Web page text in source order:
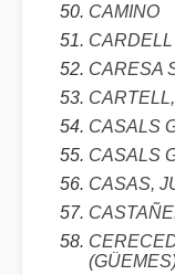
CAMINO
CARESA
CASALS
CASALS
CASAS,